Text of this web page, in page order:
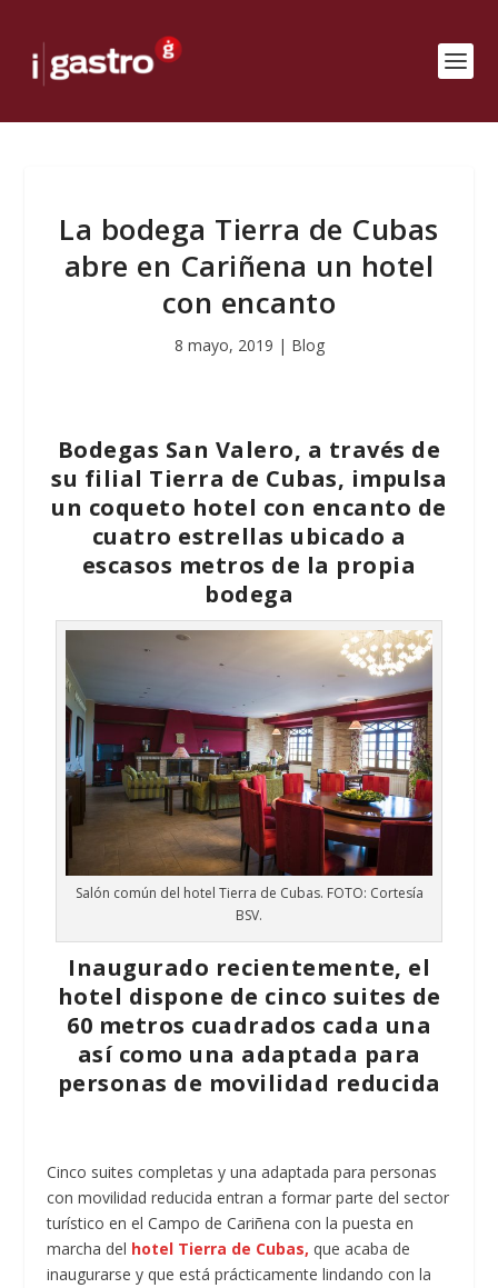
La bodega Tierra de Cubas
abre en Cariñena un hotel
con encanto
8 mayo, 2019 | Blog
Bodegas San Valero, a través de
su filial Tierra de Cubas, impulsa
un coqueto hotel con encanto de
cuatro estrellas ubicado a
escasos metros de la propia
bodega
Salón común del hotel Tierra de Cubas. FOTO: Cortesía
BSV.
Inaugurado recientemente, el
hotel dispone de cinco suites de
60 metros cuadrados cada una
así como una adaptada para
personas de movilidad reducida
Cinco suites completas y una adaptada para personas
con movilidad reducida entran a formar parte del sector
turístico en el Campo de Cariñena con la puesta en
marcha del hotel Tierra de Cubas, que acaba de
inaugurarse y que está prácticamente lindando con la